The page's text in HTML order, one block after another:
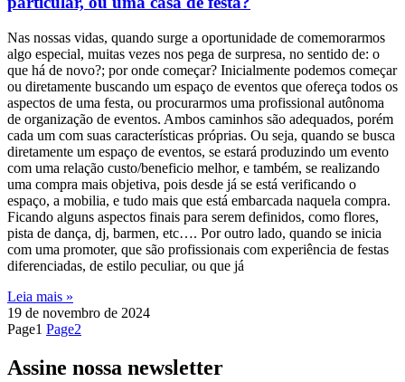
Nas nossas vidas, quando surge a oportunidade de comemorarmos
algo especial, muitas vezes nos pega de surpresa, no sentido de: o
que há de novo?; por onde começar? Inicialmente podemos começar
ou diretamente buscando um espaço de eventos que ofereça todos os
aspectos de uma festa, ou procurarmos uma profissional autônoma
de organização de eventos. Ambos caminhos são adequados, porém
cada um com suas características próprias. Ou seja, quando se busca
diretamente um espaço de eventos, se estará produzindo um evento
com uma relação custo/beneficio melhor, e também, se realizando
uma compra mais objetiva, pois desde já se está verificando o
espaço, a mobilia, e tudo mais que está embarcada naquela compra.
Ficando alguns aspectos finais para serem definidos, como flores,
pista de dança, dj, barmen, etc…. Por outro lado, quando se inicia
com uma promoter, que são profissionais com experiência de festas
diferenciadas, de estilo peculiar, ou que já
Leia mais »
19 de novembro de 2024
Page1 Page2
Assine nossa newsletter